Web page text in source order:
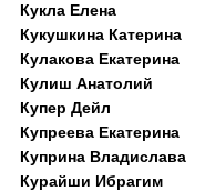
Кукла Елена
Кукушкина Катерина
Кулакова Екатерина
Кулиш Анатолий
Купер Дейл
Купреева Екатерина
Куприна Владислава
Курайши Ибрагим